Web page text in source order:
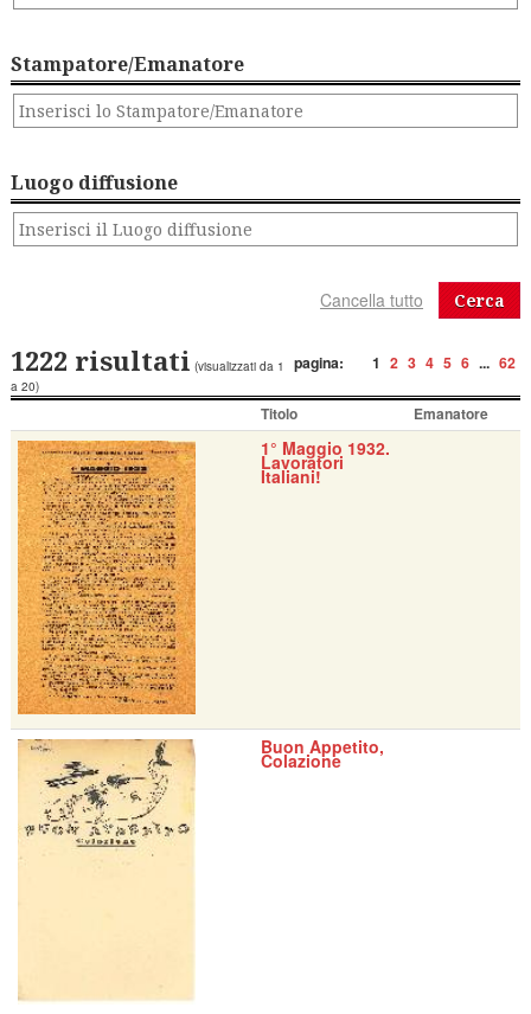
Stampatore/Emanatore
Luogo diffusione
Cerca
pagina: 1 2 3 4 5 6 ... 62
1222 risultati (visualizzati da 1
a 20)
Titolo Emanatore
1° Maggio 1932.
Lavoratori
Italiani!
Buon Appetito,
Colazione